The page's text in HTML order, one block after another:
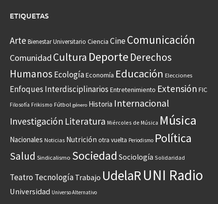
ETIQUETAS
Arte Bienestar Universitario Ciencia CineComunicación
Comunidad Cultura Deporte Derechos
Humanos EcologíaEconomía Educación Elecciones
Enfoques Interdisciplinarios Entretenimiento Extensión FIC
Filosofía Frikismo Fútbol género Historia Internacional
Investigación Literatura Miércoles de Música Música
Nacionales Noticias Nutrición otra vuelta Periodismo Política
Salud Sindicalismo Sociedad Sociología Solidaridad
Teatro Tecnología Trabajo UdelaRUNI Radio
Universidad Universo Alternativo